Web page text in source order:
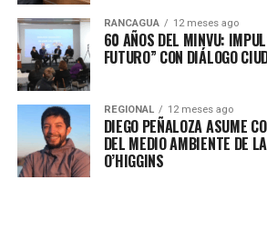
RANCAGUA 12 meses ago
60 AÑOS DEL MINVU:
FUTURO” CON DIÁLOGO
REGIONAL 12 meses ago
DIEGO PEÑALOZA ASUME
DEL MEDIO AMBIENTE DE
O’HIGGINS